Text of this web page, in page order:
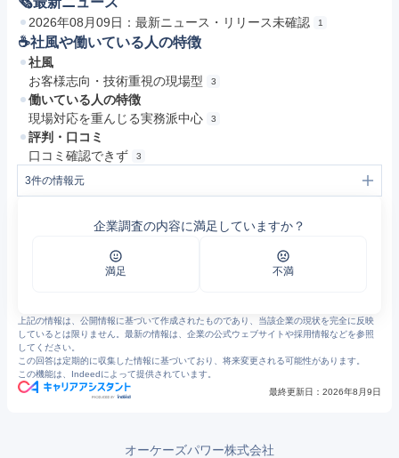
2026年08月09日：最新ニュース・リリース未確認 1
☕️社風や働いている人の特徴
社風
お客様志向・技術重視の現場型
3
働いている人の特徴
現場対応を重んじる実務派中心
3
評判・口コミ
口コミ確認できず
3
3件の情報元
会社案内｜オーケーズパワー株式会社
企業調査の内容に満足していますか？
満足 不満
上記の情報は、公開情報に基づいて作成されたものであり、当該企業の現状を完全に反映
しているとは限りません。最新の情報は、企業の公式ウェブサイトや採用情報などを参照
してください。
この回答は定期的に収集した情報に基づいており、将来変更される可能性があります。
この機能は、Indeedによって提供されています。
最終更新日： 2026年8月9日
オーケーズパワー株式会社